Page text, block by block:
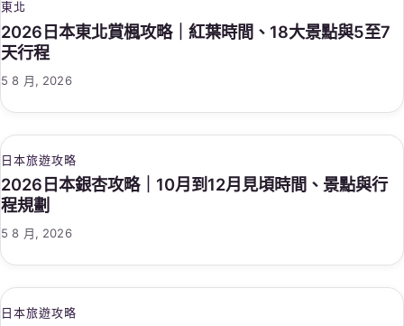
東北
2026日本東北賞楓攻略｜紅葉時間、18大景點與5至7
天行程
5 8 月, 2026
日本旅遊攻略
2026日本銀杏攻略｜10月到12月見頃時間、景點與行
程規劃
5 8 月, 2026
日本旅遊攻略